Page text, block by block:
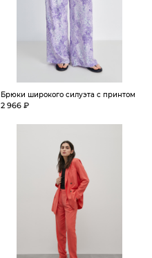
Брюки широкого силуэта с принтом
2 966 ₽